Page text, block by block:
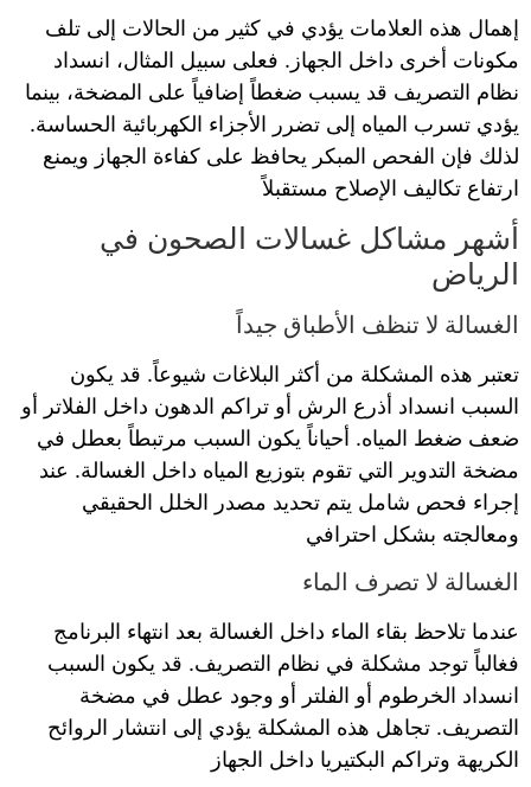
إهمال هذه العلامات يؤدي في كثير من الحالات إلى تلف
مكونات أخرى داخل الجهاز. فعلى سبيل المثال، انسداد
نظام التصريف قد يسبب ضغطاً إضافياً على المضخة، بينما
يؤدي تسرب المياه إلى تضرر الأجزاء الكهربائية الحساسة.
لذلك فإن الفحص المبكر يحافظ على كفاءة الجهاز ويمنع
ارتفاع تكاليف الإصلاح مستقبلاً
أشهر مشاكل غسالات الصحون في
الرياض
الغسالة لا تنظف الأطباق جيداً
تعتبر هذه المشكلة من أكثر البلاغات شيوعاً. قد يكون
السبب انسداد أذرع الرش أو تراكم الدهون داخل الفلاتر أو
ضعف ضغط المياه. أحياناً يكون السبب مرتبطاً بعطل في
مضخة التدوير التي تقوم بتوزيع المياه داخل الغسالة. عند
إجراء فحص شامل يتم تحديد مصدر الخلل الحقيقي
ومعالجته بشكل احترافي
الغسالة لا تصرف الماء
عندما تلاحظ بقاء الماء داخل الغسالة بعد انتهاء البرنامج
فغالباً توجد مشكلة في نظام التصريف. قد يكون السبب
انسداد الخرطوم أو الفلتر أو وجود عطل في مضخة
التصريف. تجاهل هذه المشكلة يؤدي إلى انتشار الروائح
الكريهة وتراكم البكتيريا داخل الجهاز